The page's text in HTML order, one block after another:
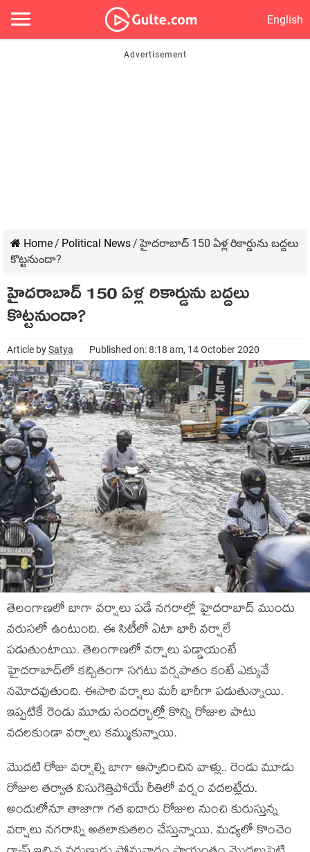
English
Home/ Political News/ హైదరాబాద్ 150 ఏళ్ల రికార్డును బద్దలు
కొట్టనుందా?
హైదరాబాద్ 150 ఏళ్ల రికార్డును బద్దలు
కొట్టనుందా?
Article bySatya Published on: 8:18 am, 14 October 2020
తెలంగాణలో బాగా వర్షాలు పడే నగరాల్లో హైదరాబాద్ ముందు
వరుసలో ఉంటుంది. ఈ సిటీలో ఏటా భారీ వర్షాలే
పడుతుంటాయి. తెలంగాణలో వర్షాలు పడ్డాయంటే
హైదరాబాద్‌లో కచ్చితంగా సగటు వర్షపాతం కంటే ఎక్కువే
నమోదవుతుంది. ఈసారి వర్షాలు మరీ భారీగా పడుతున్నాయి.
ఇప్పటికే రెండు మూడు సందర్భాల్లో కొన్ని రోజుల పాటు
వదలకుండా వర్షాలు కమ్ముకున్నాయి.
మొదటి రోజు వర్షాల్ని బాగా ఆస్వాదించిన వాళ్లు.. రెండు మూడు
రోజుల తర్వాత విసుగెత్తిపోయే రీతిలో వర్షం వదలట్లేదు.
అందులోనూ తాజాగా గత ఐదారు రోజుల నుంచి కురుస్తున్న
వర్షాలు నగరాన్ని అతలాకుతలం చేస్తున్నాయి. మధ్యలో కొంచెం